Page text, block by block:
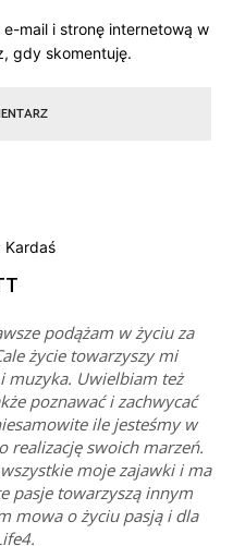
mail i stronę internetową w
gdy skomentuję.
podążam w życiu za
życie towarzyszy mi
muzyka. Uwielbiam też
poznawać i zachwycać
ile jesteśmy w
realizację swoich marzeń.
moje zajawki i ma
pasje towarzyszą innym
mowa o życiu pasją i dla